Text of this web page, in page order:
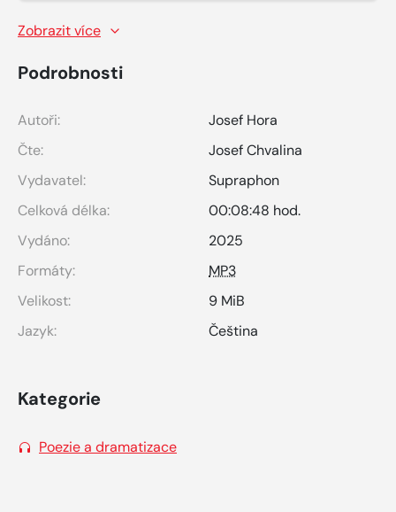
Zobrazit více
Podrobnosti
Autoři:
Josef Hora
Čte:
Josef Chvalina
Vydavatel:
Supraphon
Celková délka:
00:08:48 hod.
Vydáno:
2025
Formáty:
MP3
Velikost:
9 MiB
Jazyk:
Čeština
Kategorie
Poezie a dramatizace